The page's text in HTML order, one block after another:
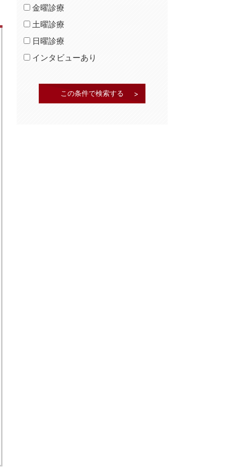
金曜診療
土曜診療
日曜診療
インタビューあり